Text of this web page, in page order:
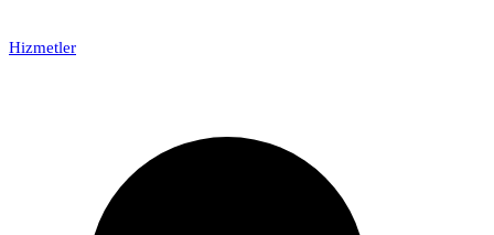
Hizmetler